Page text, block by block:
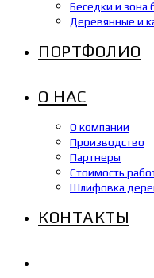
Беседки и зона
Деревянные и
ПОРТФОЛИО
О НАС
О компании
Производство
Партнеры
Стоимость
Шлифовка
КОНТАКТЫ